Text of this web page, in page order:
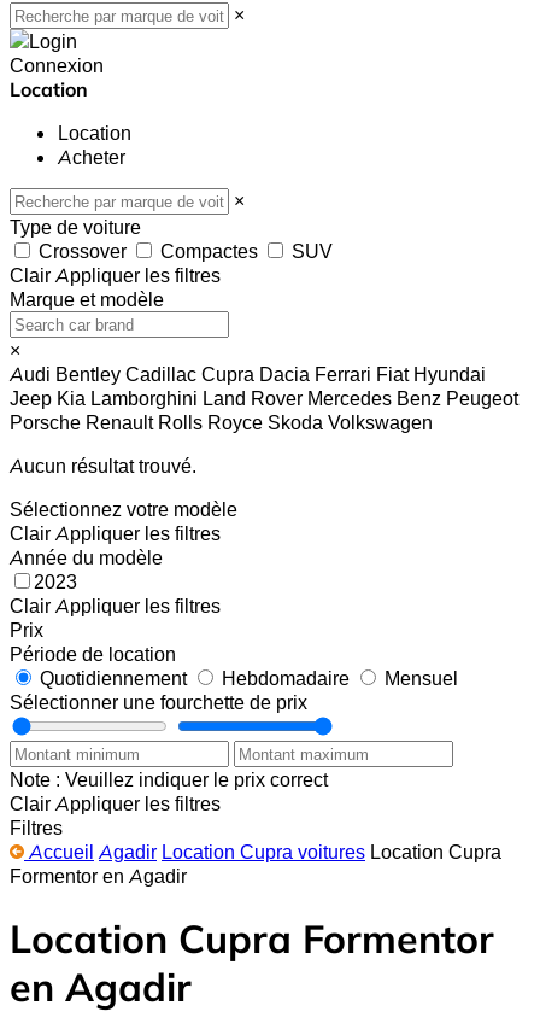
×
Connexion
Location
Location
Acheter
×
Type de voiture
Crossover
Compactes
SUV
Clair Appliquer les filtres
Marque et modèle
×
Audi Bentley Cadillac Cupra Dacia Ferrari Fiat Hyundai
Jeep Kia Lamborghini Land Rover Mercedes Benz Peugeot
Porsche Renault Rolls Royce Skoda Volkswagen
Aucun résultat trouvé.
Sélectionnez votre modèle
Clair Appliquer les filtres
Année du modèle
2023
Clair Appliquer les filtres
Prix
Période de location
Quotidiennement
Hebdomadaire
Mensuel
Sélectionner une fourchette de prix
Note : Veuillez indiquer le prix correct
Clair Appliquer les filtres
Filtres
Accueil Agadir Location Cupra voitures Location Cupra
Formentor en Agadir
Location Cupra Formentor
en Agadir